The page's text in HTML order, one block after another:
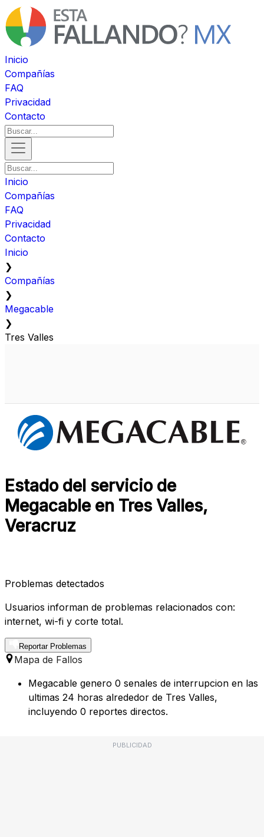
Inicio
Compañías
FAQ
Privacidad
Contacto
Inicio
Compañías
FAQ
Privacidad
Contacto
Inicio
❯
Compañías
❯
Megacable
❯
Tres Valles
Estado del servicio de
Megacable en Tres Valles,
Veracruz
Problemas detectados
Usuarios informan de problemas relacionados con:
internet, wi-fi y corte total.
Reportar Problemas
Mapa de Fallos
Megacable genero 0 senales de interrupcion en las
ultimas 24 horas alrededor de Tres Valles,
incluyendo 0 reportes directos.
PUBLICIDAD